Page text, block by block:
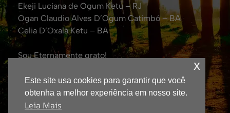
Ekeji Luciana de Ogum Ketu – RJ
Ogan Claudio Alves D’Ogum Catimbó – BA
Celia D’Oxalá Ketu – BA
Sou Eternamente grato!
(Fundador da TV Yorubá no Brasil e Jornalista
Responsável – DRT: 0043600/RJ)
Este site usa cookies para garantir que você
obtenha a melhor experiência em nosso site.
Leia Mais
x